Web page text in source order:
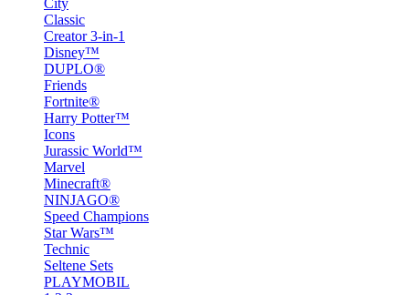
City
Classic
Creator 3-in-1
Disney™
DUPLO®
Friends
Fortnite®
Harry Potter™
Icons
Jurassic World™
Marvel
Minecraft®
NINJAGO®
Speed Champions
Star Wars™
Technic
Seltene Sets
PLAYMOBIL